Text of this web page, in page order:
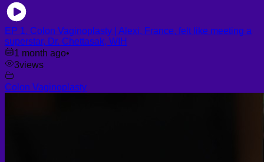
EP 1. Colon Vaginoplasty | Alexi, France, felt like meeting a
superstar, Dr. Chettasak, WIH
1 month ago•
3views
Colon Vaginoplasty